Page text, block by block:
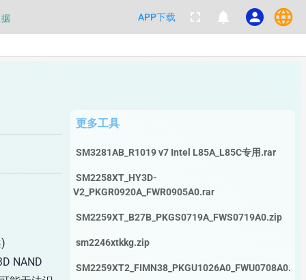
APP下载 fullscreen notifications person language
NAND
更多工具
SM3281AB_R1019 v7 Intel L85A_L85C专用.rar
SM2258XT_HY3D-
V2_PKGR0920A_FWR0905A0.rar
SM2259XT_B27B_PKGS0719A_FWS0719A0.zip
sm2246xtkkg.zip
SM2259XT2_FIMN38_PKGU1026A0_FWU0708A0.